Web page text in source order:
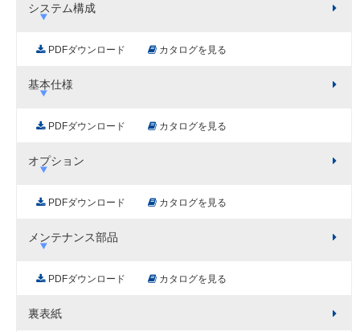
システム構成
PDFダウンロード カタログを見る
基本仕様
PDFダウンロード カタログを見る
オプション
PDFダウンロード カタログを見る
メンテナンス部品
PDFダウンロード カタログを見る
裏表紙